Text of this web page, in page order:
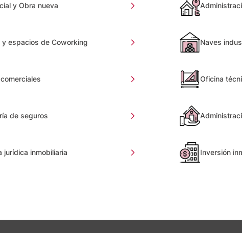
y Obra nueva
y espacios de Coworking Naves
Oficina
de seguros
jurídica inmobiliaria Inversión